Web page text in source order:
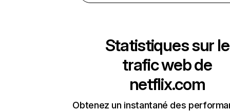
Statistiques sur le
trafic web de
netflix.com
Obtenez un instantané des